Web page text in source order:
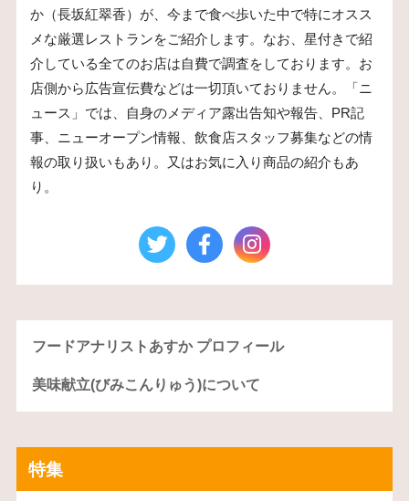
か（長坂紅翠香）が、今まで食べ歩いた中で特にオスス
メな厳選レストランをご紹介します。なお、星付きで紹
介している全てのお店は自費で調査をしております。お
店側から広告宣伝費などは一切頂いておりません。「ニ
ュース」では、自身のメディア露出告知や報告、PR記
事、ニューオープン情報、飲食店スタッフ募集などの情
報の取り扱いもあり。又はお気に入り商品の紹介もあ
り。
フードアナリストあすか プロフィール
美味献立(びみこんりゅう)について
特集